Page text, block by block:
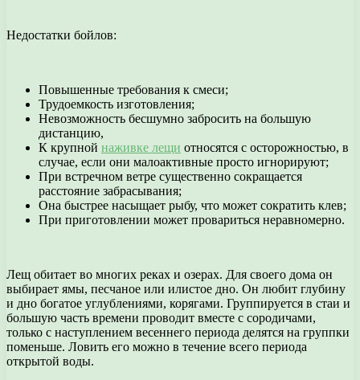
Недостатки бойлов:
Повышенные требования к смеси;
Трудоемкость изготовления;
Невозможность бесшумно забросить на большую
дистанцию,
К крупной наживке лещи относятся с осторожностью, в
случае, если они малоактивные просто игнорируют;
При встречном ветре существенно сокращается
расстояние забрасывания;
Она быстрее насыщает рыбу, что может сократить клев;
При приготовлении может провариться неравномерно.
Лещ обитает во многих реках и озерах. Для своего дома он
выбирает ямы, песчаное или илистое дно. Он любит глубину
и дно богатое углублениями, корягами. Группируется в стаи и
большую часть времени проводит вместе с сородичами,
только с наступлением весеннего периода делятся на группки
поменьше. Ловить его можно в течение всего периода
открытой воды.